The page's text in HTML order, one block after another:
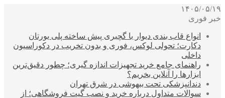
۱۴۰۵/۰۵/۱۹
خبر فوری
انواع قاب بندی دیوار با گچبری پیش ساخته پلی یورتان
دکارت؛ تحولی لوکس، فوری و بدون تخریب در دکوراسیون
داخلی
راهنمای جامع خرید تجهیزات اندازه گیری؛ چطور دقیق‌ترین
ابزارها را آنلاین بخریم؟
دندانپزشکی تحت بیهوشی در شرق تهران
سوالات متداول درباره خرید و نصب گیت فروشگاهی؛ از